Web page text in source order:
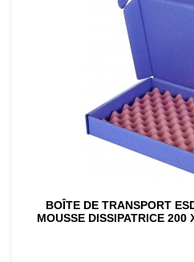
BOÎTE DE TRANSPORT
MOUSSE DISSIPATRICE